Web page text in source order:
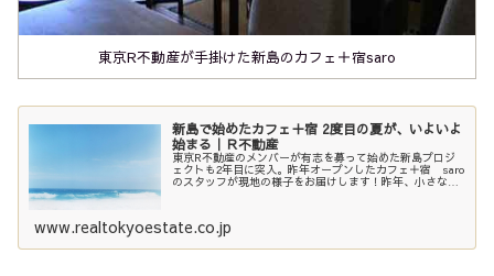
東京R不動産が手掛けた新島のカフェ＋宿saro
新島で始めたカフェ＋宿 2度目の夏が、いよいよ
始まる｜Ｒ不動産
東京R不動産のメンバーが有志を募って始めた新島プロジ
ェクトも2年目に突入。昨年オープンしたカフェ＋宿 saro
のスタッフが現地の様子をお届けします！昨年、小さなプ
www.realtokyoestate.co.jp